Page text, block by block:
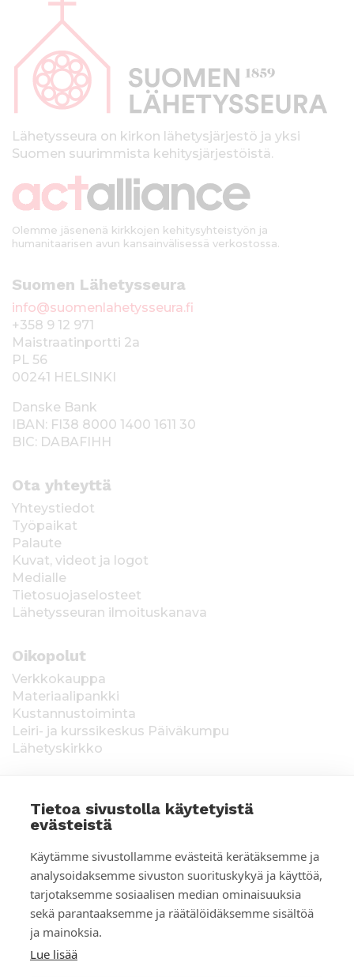
Tietoa sivustolla käytetyistä
evästeistä
Käytämme sivustollamme evästeitä kerätäksemme ja
analysoidaksemme sivuston suorituskykyä ja käyttöä,
tarjotaksemme sosiaalisen median ominaisuuksia
sekä parantaaksemme ja räätälöidäksemme sisältöä
ja mainoksia.
Lue lisää
p
kLähetysseura on kirkon lähetysjärjestö ja yksi
Suomen suurimmista kehitysjärjestöistä.
Olemme jäsenenä kirkkojen kehitysyhteistyön ja
humanitaarisen avun kansainvälisessä verkostossa.
Suomen Lähetysseura
info@suomenlahetysseura.fi
+358 9 12 971
Maistraatinportti 2a
PL 56
00241 HELSINKI
Danske Bank
IBAN: FI38 8000 1400 1611 30
BIC: DABAFIHH
Ota yhteyttä
Yhteystiedot
Työpaikat
Palaute
Kuvat, videot ja logot
Medialle
Tietosuojaselosteet
Lähetysseuran ilmoituskanava
Oikopolut
Verkkokauppa
Materiaalipankki
Kustannustoiminta
Leiri- ja kurssikeskus Päiväkumpu
Lähetyskirkko
voimassa toistaiseksi 1.1.2021 alkaen, myönnetty
1.12.2020, Poliisihallitus. Ahvenanmaa ÅLR
2025/5437, voimassa 1.1.–31.12.2026, myönnetty
28.8.2025 Ahvenanmaan maakuntahallitus. Kerätyt
varat käytetään Suomen Lähetysseuran
ulkomaantyöhön. Lahjoittajan tiedot tallennetaan
Suomen Lähetysseuran yhteystietorekisteriin. Lue